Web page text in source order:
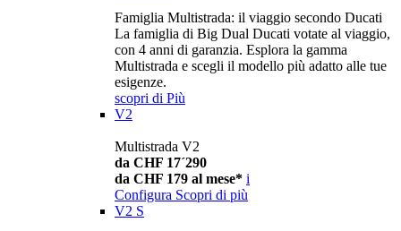
Famiglia Multistrada: il viaggio secondo Ducati
La famiglia di Big Dual Ducati votate al viaggio,
con 4 anni di garanzia. Esplora la gamma
Multistrada e scegli il modello più adatto alle tue
esigenze.
scopri di Più
V2
Multistrada V2
da CHF 17´290
da CHF 179 al mese* i
Configura Scopri di più
V2 S